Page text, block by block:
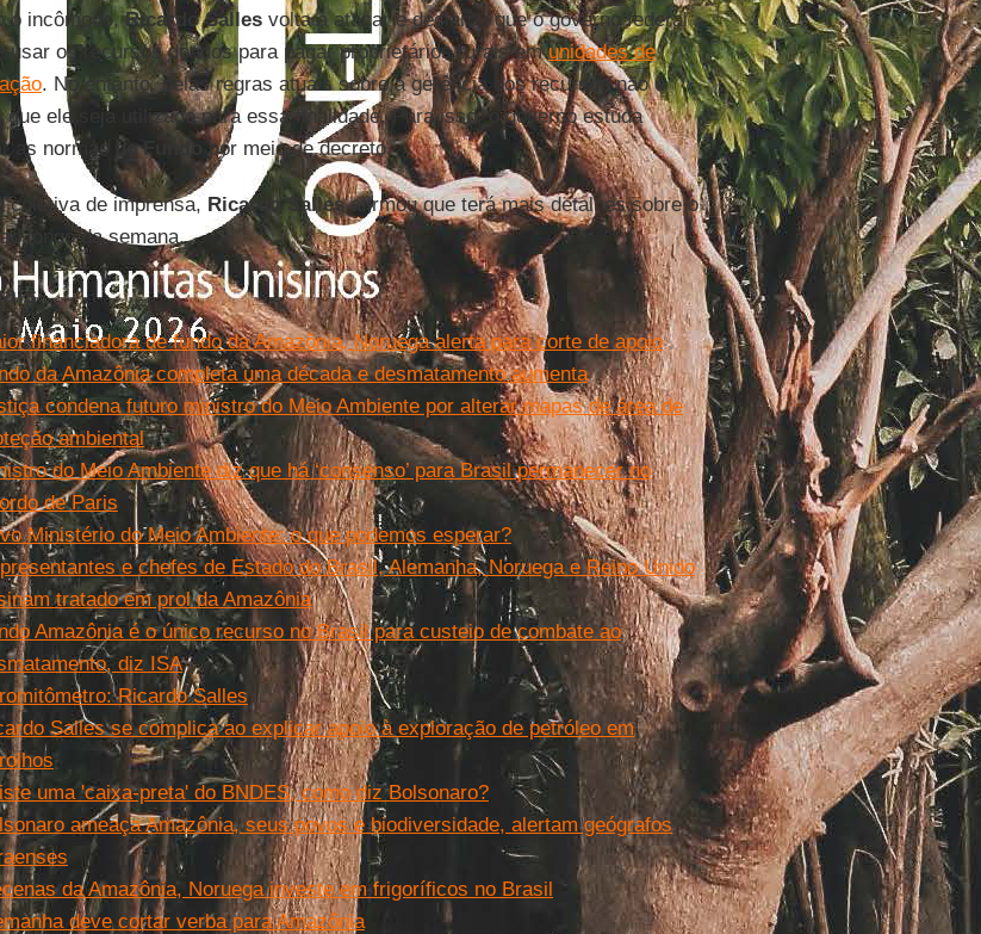
o incômodo,Ricardo Sallesvolta a atacar e declarou que o governo federal
usar os recursos doados para pagar proprietários rurais emunidades de
. No entanto, pelas regras atuais sobre a gerência dos recursos não é
que ele seja utilizado para essa finalidade. Para isso, o governo estuda
as normas doFundo por meio de decreto.
coletiva de imprensa, Ricardo Sallesafirmou que terá mais detalhes sobre o
longo da semana.
financiadora de fundo da Amazônia, Noruega alerta para corte de apoio
da Amazônia completa uma década e desmatamento aumenta
condena futuro ministro do Meio Ambiente por alterar mapas de área de
ambiental
do Meio Ambiente diz que há ‘consenso’ para Brasil permanecer no
de Paris
Ministério do Meio Ambiente: o que podemos esperar?
e chefes de Estado do Brasil, Alemanha, Noruega e Reino Unido
tratado em prol da Amazônia
Amazônia é o único recurso no Brasil para custeio de combate ao
diz ISA
Ricardo Salles
Salles se complica ao explicar apoio à exploração de petróleo em
uma 'caixa-preta' do BNDES, como diz Bolsonaro?
ameaça Amazônia, seus povos e biodiversidade, alertam geógrafos
da Amazônia, Noruega investe em frigoríficos no Brasil
deve cortar verba para Amazônia